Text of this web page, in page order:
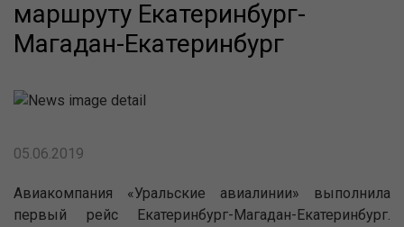
маршруту Екатеринбург-
Магадан-Екатеринбург
05.06.2019
Авиакомпания «Уральские авиалинии» выполнила
первый рейс Екатеринбург-Магадан-Екатеринбург.